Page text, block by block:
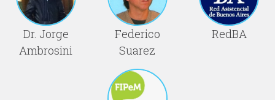
Dr. Jorge
Ambrosini
Federico
Suarez
RedBA